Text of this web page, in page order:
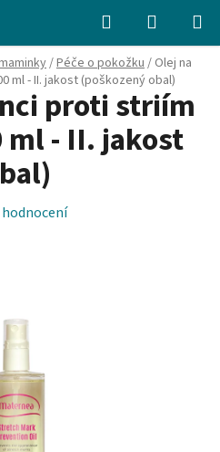
Hledat
KOŠÍK
/Péče o pokožku/ Olej na
ml - II. jakost (poškozený obal)
proti striím
ml - II. jakost